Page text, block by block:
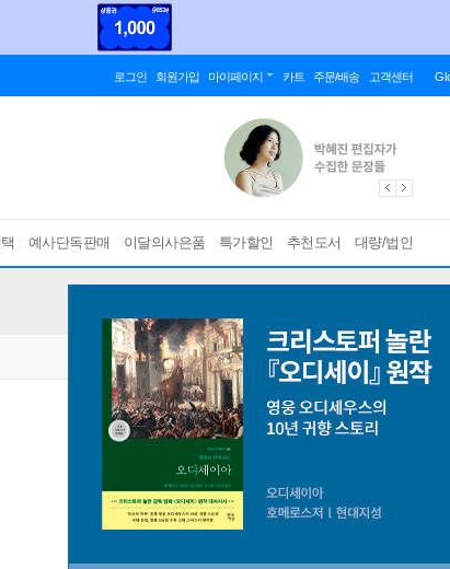
로그인 회원가입 마이페이지 카트 주문/배송 고객센터
예사단독판매 이달의사은품 특가할인 추천도서 대량/법인